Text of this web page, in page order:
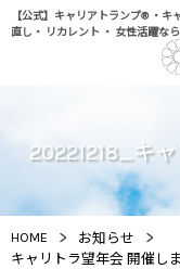
【公式】キャリアトランプ® ・
直し・ リカレント ・ 女性活躍な
20221218_キ
HOME > お知らせ >
キャリトラ望年会 開催し